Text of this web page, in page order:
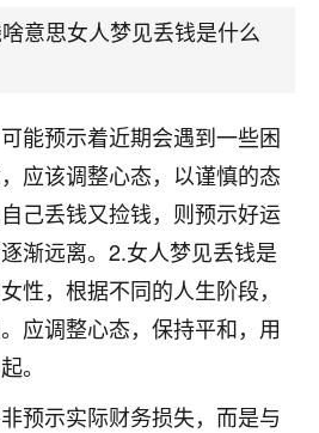
意思女人梦见丢钱是什么
能预示着近期会遇到一些困
应该调整心态，以谨慎的态
己丢钱又捡钱，则预示好运
渐远离。2.女人梦见丢钱是
性，根据不同的人生阶段，
应调整心态，保持平和，用
。
预示实际财务损失，而是与
倒霉！我也想找人看看到底怎么
老师看看，人有时不服命不行
也做餐饮的，生意不算大，但
都是找慧来老师跟进的，选
开业日子，哪哪都看了，虽然
是我家生意还可以，前几天又
财库，希望财运更好一点！